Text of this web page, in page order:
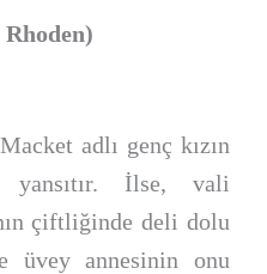
adlı genç kızın
yansıtır. İlse, vali
çiftliğinde deli dolu
üvey annesinin onu